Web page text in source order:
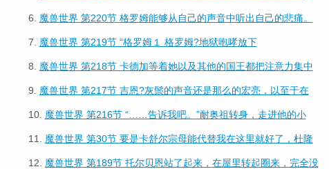
6. 魔兽世界 第220节 格罗姆能够从自己的声音中听出自己的悲痛。
7. 魔兽世界 第219节 “格罗姆１ 格罗姆?地狱咆哮放下
8. 魔兽世界 第218节 卡德加等着她以及其他的国王都把注意力集中
9. 魔兽世界 第217节 吉恩?灰鬃的声音还是那么的宏亮，以至于在
10. 魔兽世界 第216节 “……告诉我吧。”耐奥祖转身，走进他的小
11. 魔兽世界 第30节 要是卡舒尔宗母能代替我在这里就好了，杜隆
12. 魔兽世界 第189节 托尔贝恩站了起来，在屋里转起圈来，完全没